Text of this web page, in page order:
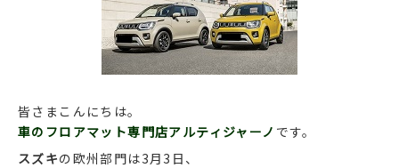
皆さまこんにちは。
車のフロアマット専門店アルティジャーノ です。
スズキの欧州部門は3月3日、